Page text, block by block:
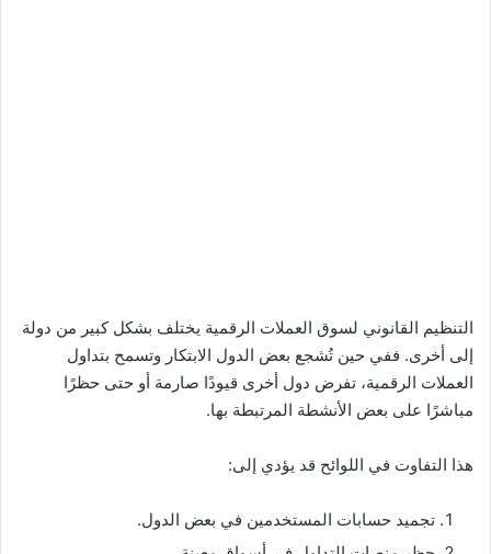
التنظيم القانوني لسوق العملات الرقمية يختلف بشكل كبير من دولة
إلى أخرى. ففي حين تُشجع بعض الدول الابتكار وتسمح بتداول
العملات الرقمية، تفرض دول أخرى قيودًا صارمة أو حتى حظرًا
مباشرًا على بعض الأنشطة المرتبطة بها.
هذا التفاوت في اللوائح قد يؤدي إلى:
تجميد حسابات المستخدمين في بعض الدول.